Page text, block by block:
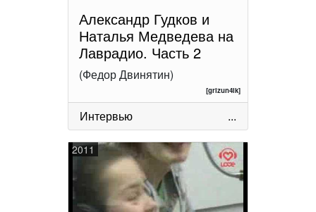
Александр Гудков и
Наталья Медведева на
Лаврадио. Часть 2
(Федор Двинятин)
[grizun4ik]
Интервью ...
2011